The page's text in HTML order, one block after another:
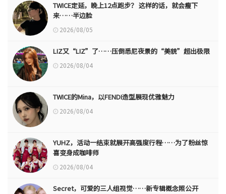
TWICE定延，晚上12点跑步？ 这样的话，就会瘦下
来……半边脸
2026/08/05
LIZ又“LIZ”了……压倒悉尼夜景的“美貌”超出极限
2026/08/04
TWICE的Mina，以FENDI造型展现优雅魅力
2026/08/04
YUHZ，活动一结束就展开高强度行程……为了粉丝惊
喜变身成咖啡师
2026/08/04
Secret，可爱的三人组视觉……新专辑概念照公开